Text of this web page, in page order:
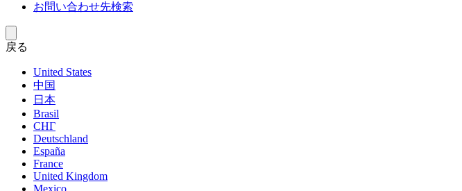
お問い合わせ先検索
戻る
United States
中国
日本
Brasil
СНГ
Deutschland
España
France
United Kingdom
Mexico